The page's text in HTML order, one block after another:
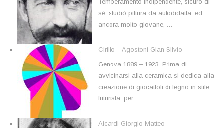
Temperamento indipendente, sicuro di
sé, studiò pittura da autodidatta, ed
ancora molto giovane, …
Cirillo – Agostoni Gian Silvio
Genova 1889 – 1923. Prima di
avvicinarsi alla ceramica si dedica alla
creazione di giocattoli di legno in stile
futurista, per …
Aicardi Giorgio Matteo